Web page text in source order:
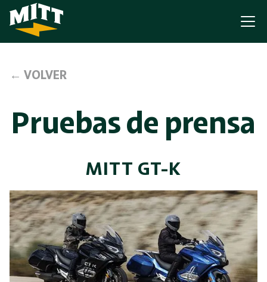
← VOLVER
Pruebas de prensa
MITT GT-K